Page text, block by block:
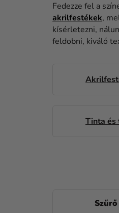
Fedezze fel a
akrilfestékek,
kísérletezni,
feldobni, kiváló
Tinta és